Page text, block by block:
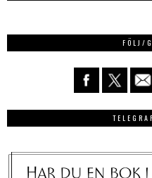
FÖLJ/